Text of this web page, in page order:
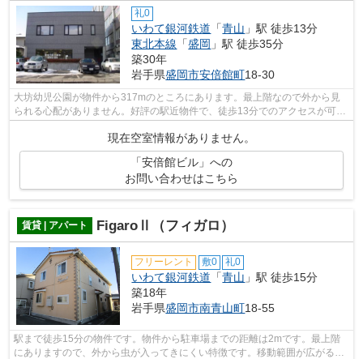
礼0
いわて銀河鉄道 「青山 」駅 徒歩13分
東北本線 「盛岡 」駅 徒歩35分
築30年
岩手県盛岡市安倍館町18-30
大坊幼児公園が物件から317mのところにあります。最上階なので外から見
られる心配がありません。好評の駅近物件で、徒歩13分でのアクセスが可能
現在空室情報がありません。
「安倍館ビル」への
お問い合わせはこちら
賃貸 | アパート FigaroⅡ（フィガロ）
フリーレント 敷0 礼0
いわて銀河鉄道 「青山 」駅 徒歩15分
築18年
岩手県盛岡市南青山町18-55
駅まで徒歩15分の物件です。物件から駐車場までの距離は2mです。最上階
にありますので、外から虫が入ってきにくい特徴です。移動範囲が広がる2